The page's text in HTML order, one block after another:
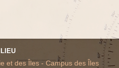
et des Îles - Campus des Îles